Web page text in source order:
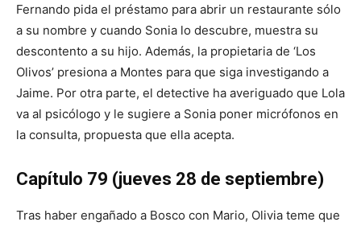
Fernando pida el préstamo para abrir un restaurante sólo
a su nombre y cuando Sonia lo descubre, muestra su
descontento a su hijo. Además, la propietaria de ‘Los
Olivos’ presiona a Montes para que siga investigando a
Jaime. Por otra parte, el detective ha averiguado que Lola
va al psicólogo y le sugiere a Sonia poner micrófonos en
la consulta, propuesta que ella acepta.
Capítulo 79 (jueves 28 de septiembre)
Tras haber engañado a Bosco con Mario, Olivia teme que